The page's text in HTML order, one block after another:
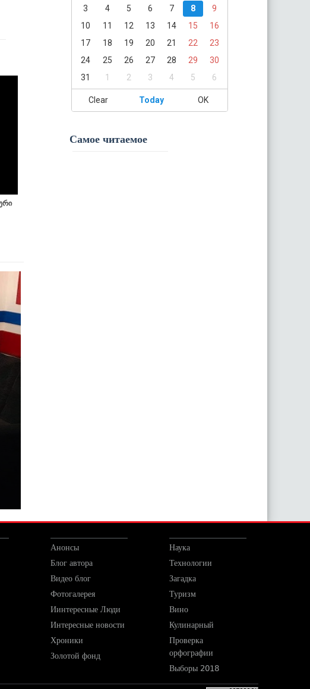
3
4 5 6 7 8
9
10
11 12 13 14 15
16
17
18 19 20 21 22
23
24
25 26 27 28 29
30
31
1 2 3 4 5 6
Clear Today OK
Самое читаемое
Анонсы
Блог автора
Видео блог
Фотогалерея
Иинтересные Люди
Интересные новости
Хроники
Золотой фонд
Наука
Технологии
Загадка
Туризм
Вино
Кулинарный
Проверка
орфографии
Выборы 2018